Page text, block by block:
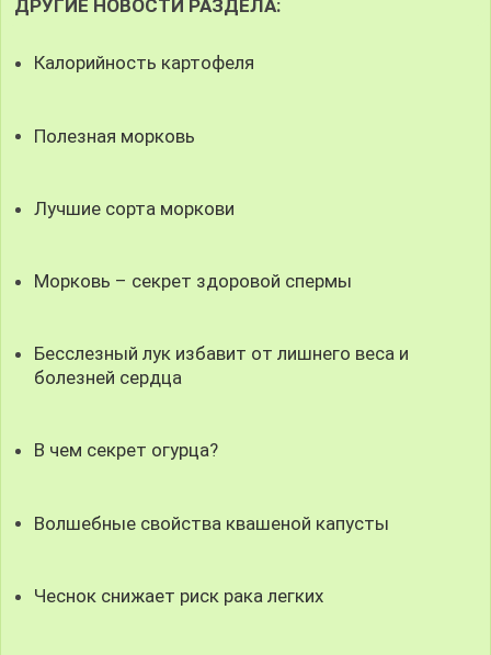
ДРУГИЕ НОВОСТИ РАЗДЕЛА:
Калорийность картофеля
Полезная морковь
Лучшие сорта моркови
Морковь – секрет здоровой спермы
Бесслезный лук избавит от лишнего веса и
болезней сердца
В чем секрет огурца?
Волшебные свойства квашеной капусты
Чеснок снижает риск рака легких